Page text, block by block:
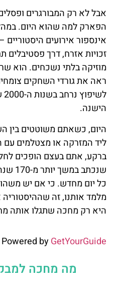
אבל לא רק המבורגרים
הפארק למה שהוא היום.
אינספור אירועים
זכויות אזרח, דרך פסטיבלים
מוזיקה בלתי נשכחים. הוא
ראה את גורדי השחקים
הישנה.
היום, כשאתם משוטטים בין
ליד המזרקה או מצטלמים עם
ברקע, אתם בעצם הופכים
כל יום מחדש. כי אם יש
מלמד אותנו, זה
היא רק מחכה שתגלו אותה
Powered byGetYourGuide
מה מחכה